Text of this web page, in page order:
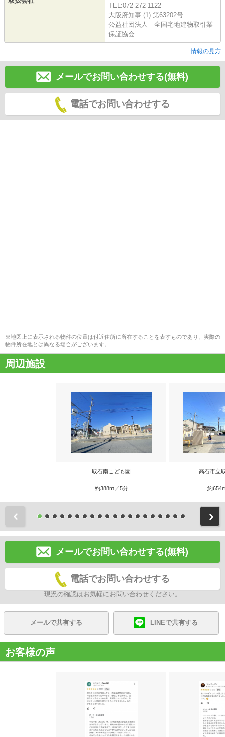
TEL:072-272-1122
大阪府知事 (1) 第63202号
公益社団法人 全国宅地建物取引業
保証協会
情報の見方
メールでお問い合わせする(無料)
電話でお問い合わせする
※地図上に表示される物件の位置は付近住所に所在することを表すものであり、実際の
物件所在地とは異なる場合がございます。
周辺施設
取石南こども園
約388m／5分
高石市立
約
メールでお問い合わせする(無料)
電話でお問い合わせする
現況の確認はお気軽にお問い合わせください。
メールで共有する LINEで共有する
お客様の声